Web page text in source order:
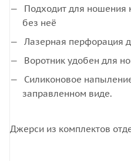
Подходит для ношения
без неё
Лазерная перфорация
Воротник удобен для
Силиконовое
заправленном виде.
Джерси из комплектов